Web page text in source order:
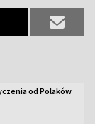
od Polaków